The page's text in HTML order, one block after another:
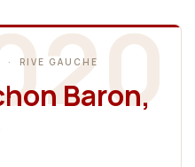
· RIVE GAUCHE
Baron,